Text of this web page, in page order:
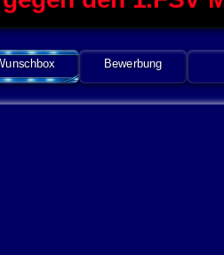
Bewerbung